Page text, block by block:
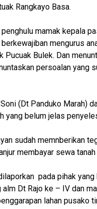
Rangkayo Basa.
mamak kepala
mengurus
Pucuak Bulek. Dan
persoalan yang
(Dt Panduko Marah)
yang belum jelas
sudah memnberikan
membayar sewa
pada pihak
Dt Rajo ke – IV dan
lahan pusako